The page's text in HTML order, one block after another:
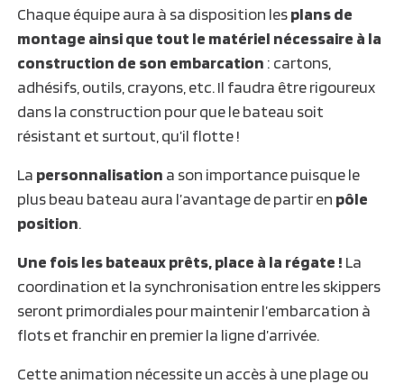
Chaque équipe aura à sa disposition lesplans de
montage ainsi que tout le matériel nécessaire à la
construction de son embarcation : cartons,
adhésifs, outils, crayons, etc. Il faudra être rigoureux
dans la construction pour que le bateau soit
résistant et surtout, qu’il flotte !
La personnalisation a son importance puisque le
plus beau bateau aura l’avantage de partir en pôle
position.
Une fois les bateaux prêts, place à la régate ! La
coordination et la synchronisation entre les skippers
seront primordiales pour maintenir l’embarcation à
flots et franchir en premier la ligne d’arrivée.
Cette animation nécessite un accès à une plage ou